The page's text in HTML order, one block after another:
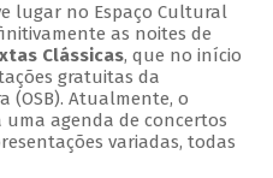
lugar no Espaço Cultural
as noites de
Clássicas, que no início
gratuitas da
(OSB). Atualmente, o
agenda de concertos
variadas, todas